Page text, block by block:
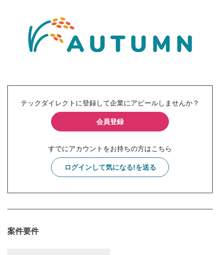
テックダイレクトに登録して企業にアピールしませんか？
会員登録
すでにアカウントをお持ちの方はこちら
ログインして気になる!を送る
案件要件